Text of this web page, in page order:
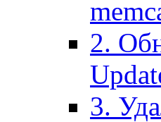
2.
3.